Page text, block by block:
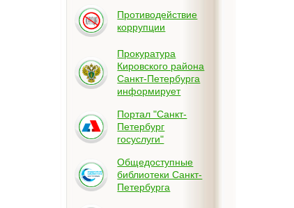
Противодействие
коррупции
Прокуратура
Кировского района
Санкт-Петербурга
информирует
Портал "Санкт-
Петербург
госуслуги"
Общедоступные
библиотеки Санкт-
Петербурга